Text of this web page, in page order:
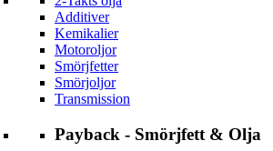
Additiver
Kemikalier
Motoroljor
Smörjfetter
Smörjoljor
Transmission
Payback - Smörjfett & Olja